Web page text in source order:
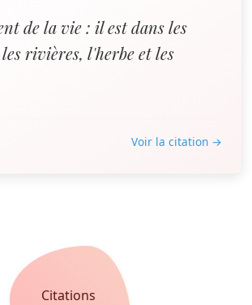
de la vie : il est dans les
rivières, l'herbe et les
Voir la citation →
Citations
Silence